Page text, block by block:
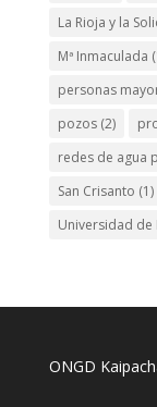
La Rioja y la
Mª Inmaculada
personas
pozos(2)
redes de agua
San Crisanto (1)
Universidad de
ONGD